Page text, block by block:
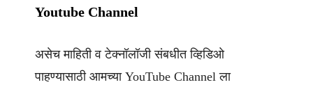
Youtube Channel
असेच माहिती व टेक्नॉलॉजी संबधीत व्हिडिओ
पाहण्यासाठी आमच्या YouTube Channel ला